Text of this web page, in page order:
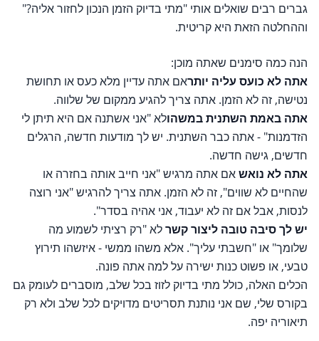
גברים רבים שואלים אותי "מתי בדיוק הזמן הנכון לחזור אליה?"
וההחלטה הזאת היא קריטית.
הנה כמה סימנים שאתה מוכן:
אתה לא כועס עליה יותראם אתה עדיין מלא כעס או תחושת
נטישה, זה לא הזמן. אתה צריך להגיע ממקום של שלווה.
אתה באמת השתנית במשהולא "אני אשתנה אם היא תיתן לי
הזדמנות" - אתה כבר השתנית. יש לך מודעות חדשה, הרגלים
חדשים, גישה חדשה.
אתה לא נואשאם אתה מרגיש "אני חייב אותה בחזרה או
שהחיים לא שווים", זה לא הזמן. אתה צריך להרגיש "אני רוצה
לנסות, אבל אם זה לא יעבוד, אני אהיה בסדר".
יש לך סיבה טובה ליצור קשרלא "רק רציתי לשמוע מה
שלומך" או "חשבתי עליך". אלא משהו ממשי - איזשהו תירוץ
טבעי, או פשוט כנות ישירה על למה אתה פונה.
הכלים האלה, כולל מתי בדיוק לזוז בכל שלב, מוסברים לעומק גם
בקורס שלי, שם אני נותנת תסריטים מדויקים לכל שלב ולא רק
תיאוריה יפה.